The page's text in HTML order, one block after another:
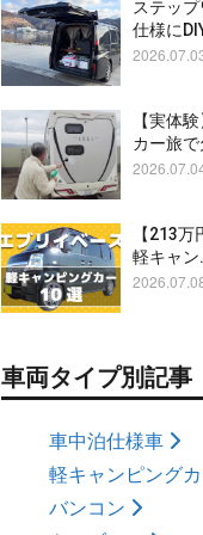
ステップ
仕様に
【実体
カー旅で
【213
軽キャン
車両タイプ別記事
車中泊仕様車
軽キャンピング
バンコン